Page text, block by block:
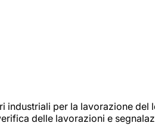
industriali per la lavorazione del
delle lavorazioni e